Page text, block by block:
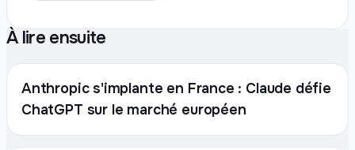
À lire ensuite
Anthropic s'implante en France : Claude défie
ChatGPT sur le marché européen